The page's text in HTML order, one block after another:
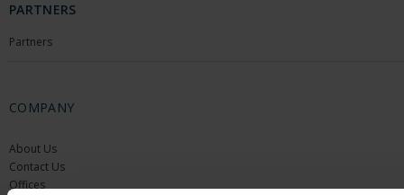
PARTNERS
Partners
COMPANY
About Us
Contact Us
Offices